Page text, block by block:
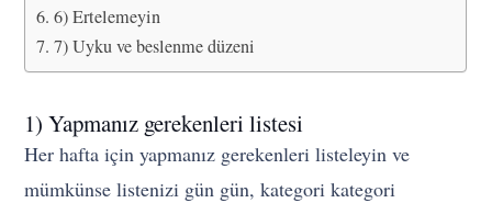
6) Ertelemeyin
7) Uyku ve beslenme düzeni
1) Yapmanız gerekenleri listesi
Her hafta için yapmanız gerekenleri listeleyin ve
mümkünse listenizi gün gün, kategori kategori